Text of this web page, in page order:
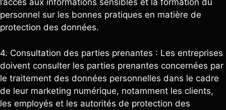
l’accès aux informations sensibles et la formation du
personnel sur les bonnes pratiques en matière de
protection des données.
4. Consultation des parties prenantes : Les entreprises
doivent consulter les parties prenantes concernées par
le traitement des données personnelles dans le cadre
de leur marketing numérique, notamment les clients,
les employés et les autorités de protection des